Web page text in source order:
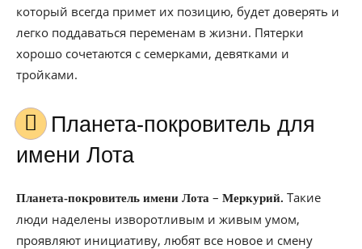
который всегда примет их позицию, будет доверять и
легко поддаваться переменам в жизни. Пятерки
хорошо сочетаются с семерками, девятками и
тройками.
Планета-покровитель для
имени Лота
Планета-покровитель имени Лота – Меркурий. Такие
люди наделены изворотливым и живым умом,
проявляют инициативу, любят все новое и смену